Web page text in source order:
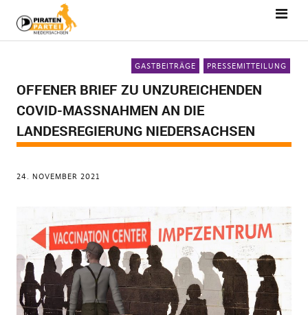
GASTBEITRÄGE PRESSEMITTEILUNG
OFFENER BRIEF ZU UNZUREICHENDEN
COVID-MASSNAHMEN AN DIE L
ANDESREGIERUNG NIEDERSACHSEN
24. NOVEMBER 2021